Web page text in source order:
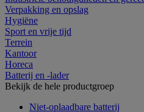
Verpakking en opslag
Hygiëne
Sport en vrije tijd
Terrein
Kantoor
Horeca
Batterij en -lader
Bekijk de hele productgroep
Niet-oplaadbare batterij